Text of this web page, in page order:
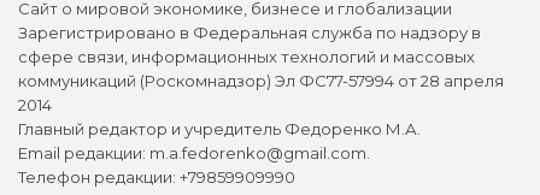
Сайт о мировой экономике, бизнесе и глобализации
Зарегистрировано в Федеральная служба по надзору в
сфере связи, информационных технологий и массовых
коммуникаций (Роскомнадзор) Эл ФС77-57994 от 28 апреля
2014
Главный редактор и учредитель Федоренко М.А.
Email редакции: m.a.fedorenko@gmail.com.
Телефон редакции: +79859909990